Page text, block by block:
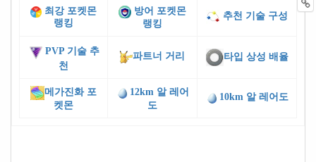
최강 포켓몬
랭킹
방어 포켓몬
랭킹
추천 기술 구성
PVP 기술 추
천
파트너 거리 타입 상성 배율
메가진화 포
켓몬
12km 알 레어
도
10km 알 레어도